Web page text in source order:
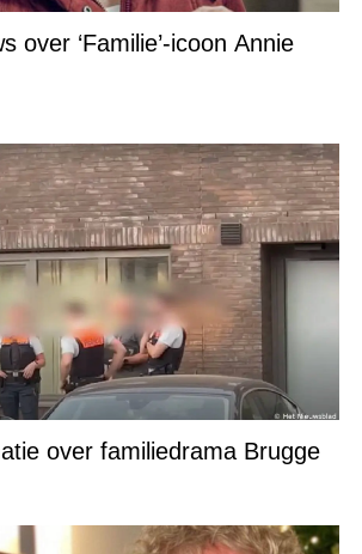
over ‘Familie’-icoon Annie
over familiedrama Brugge